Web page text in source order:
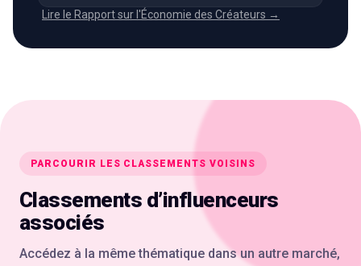
Lire le Rapport sur l'Économie des Créateurs →
PARCOURIR LES CLASSEMENTS VOISINS
Classements d’influenceurs
associés
Accédez à la même thématique dans un autre marché,